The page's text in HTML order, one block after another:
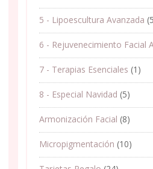
5 - Lipoescultura Avanzada
6 - Rejuvenecimiento Facial
7 - Terapias Esenciales (1)
8 - Especial Navidad (5)
Armonización Facial (8)
Micropigmentación (10)